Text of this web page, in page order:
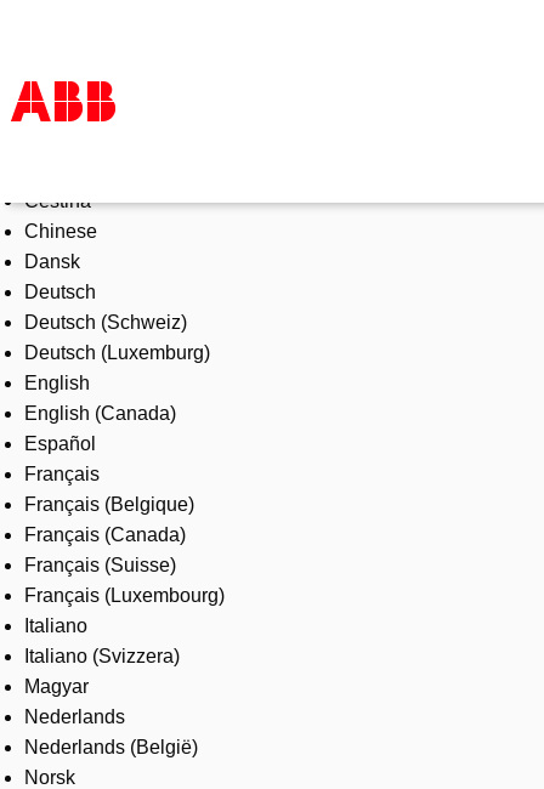
Products & Solutions
Industries
Services
About us
Where to buy
Contact us
Careers
Čeština
Chinese
Dansk
Deutsch
Deutsch (Schweiz)
Deutsch (Luxemburg)
English
English (Canada)
Español
Français
Français (Belgique)
Français (Canada)
Français (Suisse)
Français (Luxembourg)
Italiano
Italiano (Svizzera)
Magyar
Nederlands
Nederlands (België)
Norsk